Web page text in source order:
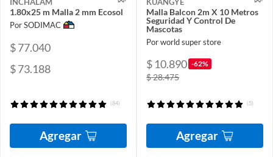
1.80x25 m Malla 2 mm Ecosol
Por SODIMAC
$ 77.040
$ 73.188
(84)
Agregar
Malla Balcon 2m X 10 Metros
Seguridad Y Control De
Mascotas
Por world super store
$ 10.890 -62%
$ 28.475
(5)
Agregar